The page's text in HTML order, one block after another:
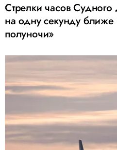
Стрелки часов Судного
на одну секунду
полуночи»